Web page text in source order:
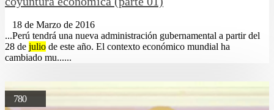
18 de Marzo de 2016
...Perú tendrá una nueva administración gubernamental a partir del
28 de julio de este año. El contexto económico mundial ha
cambiado mu......
780